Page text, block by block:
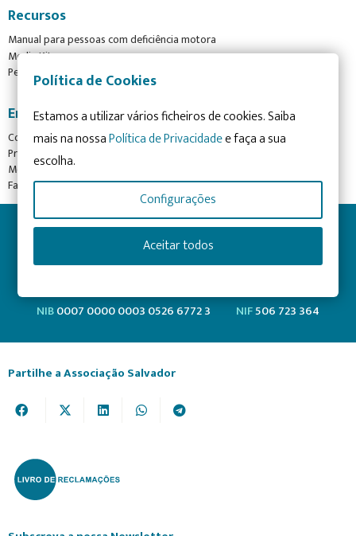
Recursos
Manual para pessoas com deficiência motora
Media Kit
Perguntas Frequentes
Envolva-se
Como posso ajudar?
Preciso de ajuda
Mecenato para Empresas
Fale Connosco
MB Way
910 397 162
NIB0007 0000 0003 0526 6772 3 NIF506 723 364
Partilhe a Associação Salvador
Política de Cookies
Estamos a utilizar vários ficheiros de cookies. Saiba
mais na nossaPolítica de Privacidadee faça a sua
escolha.
Configurações
Aceitar todos